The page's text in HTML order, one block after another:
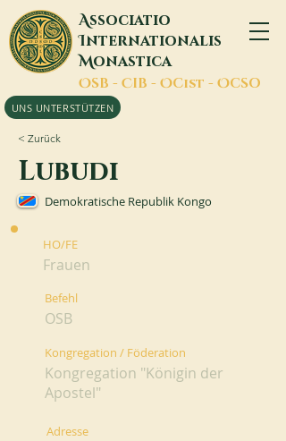
Associatio
Internationalis
Monastica
OSB - CIB - OCist - OCSO
UNS UNTERSTÜTZEN
< Zurück
Lubudi
Demokratische Republik Kongo
HO/FE
Frauen
Befehl
OSB
Kongregation / Föderation
Kongregation "Königin der
Apostel"
Adresse